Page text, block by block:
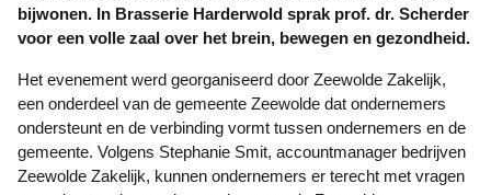
bijwonen. In Brasserie Harderwold sprak prof. dr. Scherder
voor een volle zaal over het brein, bewegen en gezondheid.
Het evenement werd georganiseerd door Zeewolde Zakelijk,
een onderdeel van de gemeente Zeewolde dat ondernemers
ondersteunt en de verbinding vormt tussen ondernemers en de
gemeente. Volgens Stephanie Smit, accountmanager bedrijven
Zeewolde Zakelijk, kunnen ondernemers er terecht met vragen